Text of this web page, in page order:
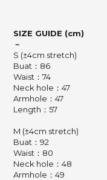
SIZE GUIDE (cm)
－
S (±4cm stretch)
Buat：86
Waist：74
Neck hole：47
Armhole：47
Length：57
M (±4cm stretch)
Buat：92
Waist：80
Neck hole：48
Armhole：49